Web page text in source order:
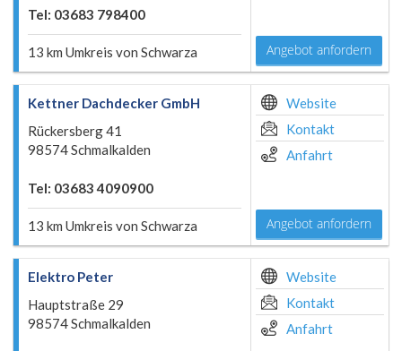
Tel: 03683 798400
13 km Umkreis von Schwarza Angebot anfordern
Kettner Dachdecker GmbH
Rückersberg 41
98574 Schmalkalden
Tel: 03683 4090900
13 km Umkreis von Schwarza
Website
Kontakt
Anfahrt
Angebot anfordern
Elektro Peter
Hauptstraße 29
98574 Schmalkalden
Website
Kontakt
Anfahrt